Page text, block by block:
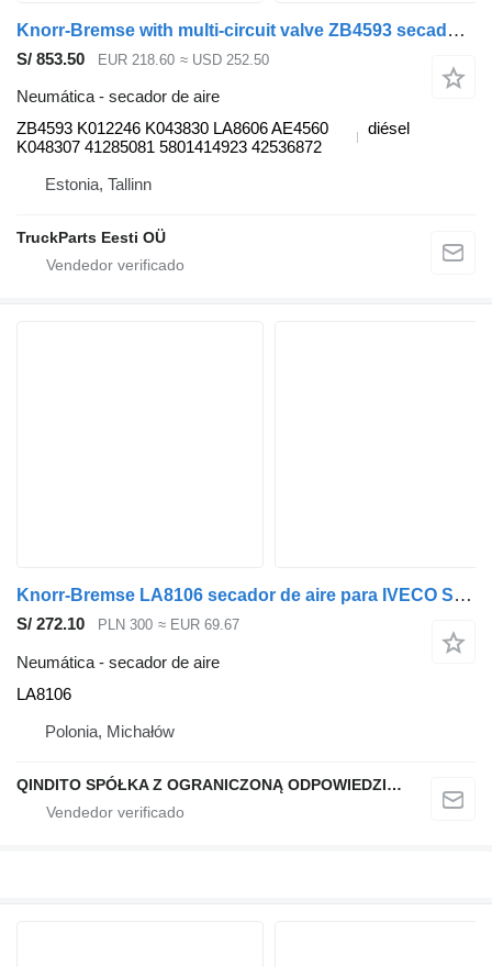
Knorr-Bremse with multi-circuit valve ZB4593 secador de aire para IVECO Stralis, Trakker (2002-) cabeza tractora
S/ 853.50 EUR 218.60 ≈ USD 252.50
Neumática - secador de aire
ZB4593 K012246 K043830 LA8606 AE4560
K048307 41285081 5801414923 42536872
diésel
Estonia, Tallinn
TruckParts Eesti OÜ
Knorr-Bremse LA8106 secador de aire para IVECO Stralis cabeza tractora
S/ 272.10 PLN 300 ≈ EUR 69.67
Neumática - secador de aire
LA8106
Polonia, Michałów
QINDITO SPÓŁKA Z OGRANICZONĄ ODPOWIEDZIALNOŚCIĄ